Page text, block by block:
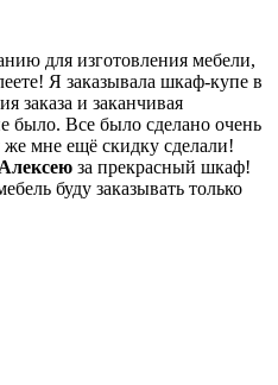
для изготовления мебели,
Я заказывала шкаф-купе в
заказа и заканчивая
было. Все было сделано очень
мне ещё скидку сделали!
Алексею за прекрасный шкаф!
буду заказывать только